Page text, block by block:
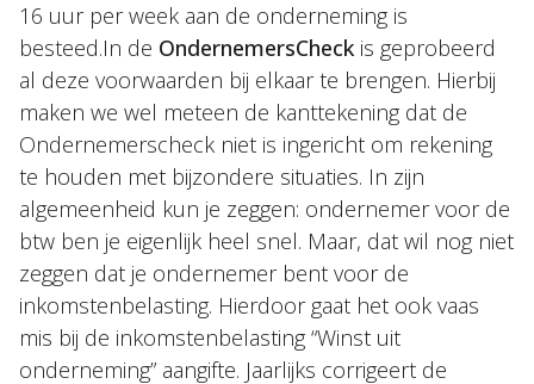
16 uur per week aan de onderneming is
besteed.In de OndernemersCheck is geprobeerd
al deze voorwaarden bij elkaar te brengen. Hierbij
maken we wel meteen de kanttekening dat de
Ondernemerscheck niet is ingericht om rekening
te houden met bijzondere situaties. In zijn
algemeenheid kun je zeggen: ondernemer voor de
btw ben je eigenlijk heel snel. Maar, dat wil nog niet
zeggen dat je ondernemer bent voor de
inkomstenbelasting. Hierdoor gaat het ook vaas
mis bij de inkomstenbelasting “Winst uit
onderneming” aangifte. Jaarlijks corrigeert de